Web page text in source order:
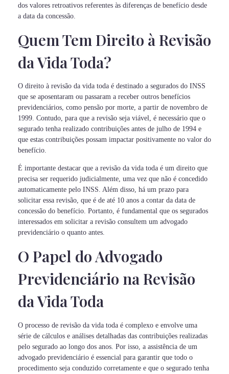
dos valores retroativos referentes às diferenças de benefício desde
a data da concessão.
Quem Tem Direito à Revisão
da Vida Toda?
O direito à revisão da vida toda é destinado a segurados do INSS
que se aposentaram ou passaram a receber outros benefícios
previdenciários, como pensão por morte, a partir de novembro de
1999. Contudo, para que a revisão seja viável, é necessário que o
segurado tenha realizado contribuições antes de julho de 1994 e
que estas contribuições possam impactar positivamente no valor do
benefício.
É importante destacar que a revisão da vida toda é um direito que
precisa ser requerido judicialmente, uma vez que não é concedido
automaticamente pelo INSS. Além disso, há um prazo para
solicitar essa revisão, que é de até 10 anos a contar da data de
concessão do benefício. Portanto, é fundamental que os segurados
interessados em solicitar a revisão consultem um advogado
previdenciário o quanto antes.
O Papel do Advogado
Previdenciário na Revisão
da Vida Toda
O processo de revisão da vida toda é complexo e envolve uma
série de cálculos e análises detalhadas das contribuições realizadas
pelo segurado ao longo dos anos. Por isso, a assistência de um
advogado previdenciário é essencial para garantir que todo o
procedimento seja conduzido corretamente e que o segurado tenha